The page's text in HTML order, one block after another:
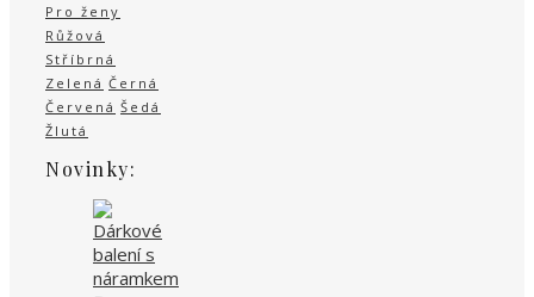
Pro ženy
Růžová
Stříbrná
Zelená Černá
Červená Šedá
Žlutá
Novinky: